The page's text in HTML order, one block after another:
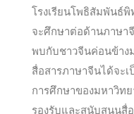
โรงเรียนโพธิสัมพันธ์
จะศึกษาต่อด้านภาษา
พบกับชาวจีนค่อนข้าง
สื่อสารภาษาจีนได้จะ
การศึกษาของมหาวิท
รองรับและสนับสนุนสื่